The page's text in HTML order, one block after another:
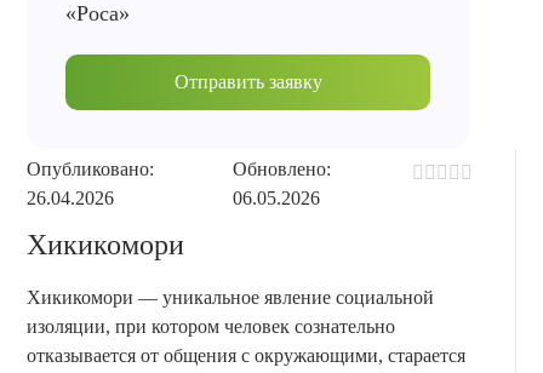
Опубликовано:
26.04.2026
Обновлено:
06.05.2026
Хикикомори
Хикикомори — уникальное явление социальной
изоляции, при котором человек сознательно
отказывается от общения с окружающими, старается
«Роса»
Отправить заявку